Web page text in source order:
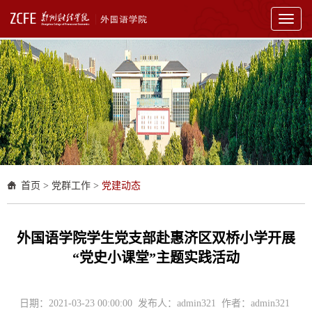
Toggle
首页 > 党群工作 > 党建动态
外国语学院学生党支部赴惠济区双桥小学开展
“党史小课堂”主题实践活动
日期：2021-03-23 00:00:00 发布人：admin321 作者：admin321